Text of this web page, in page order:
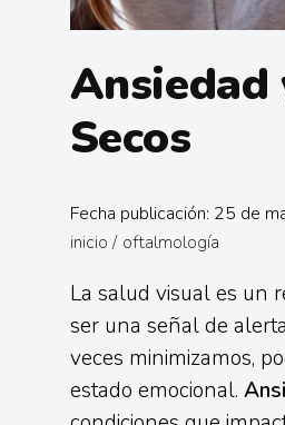
Ansiedad
Secos
Fecha publicación: 25 de
inicio / oftalmología
La salud visual es un
ser una señal de
veces minimizamos,
estado emocional.